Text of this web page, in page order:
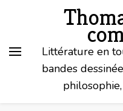
Littérature en
bandes